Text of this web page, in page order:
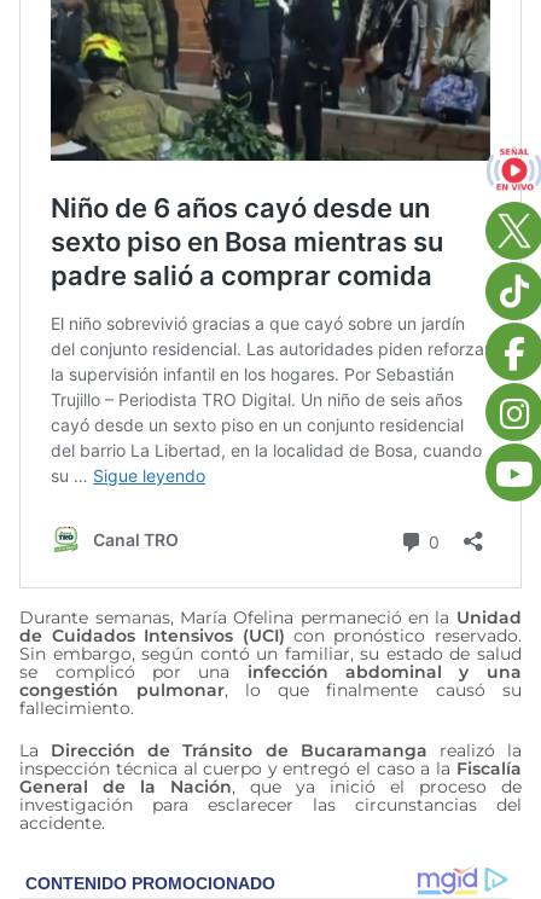
Durante semanas, María Ofelina permaneció en la Unidad
de Cuidados Intensivos (UCI) con pronóstico reservado.
Sin embargo, según contó un familiar, su estado de salud
se complicó por una infección abdominal y una
congestión pulmonar, lo que finalmente causó su
fallecimiento.
La Dirección de Tránsito de Bucaramanga realizó la
inspección técnica al cuerpo y entregó el caso a la Fiscalía
General de la Nación, que ya inició el proceso de
investigación para esclarecer las circunstancias del
accidente.